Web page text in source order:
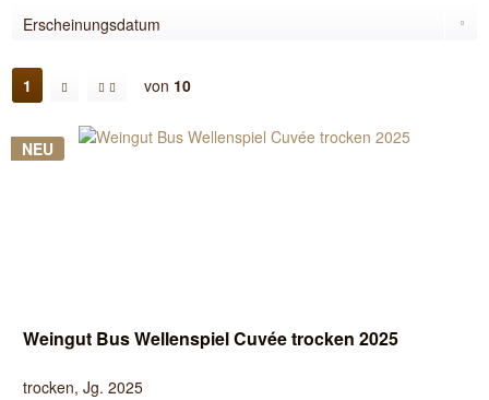
1 von 10
NEU
Weingut Bus Wellenspiel Cuvée trocken 2025
trocken, Jg. 2025